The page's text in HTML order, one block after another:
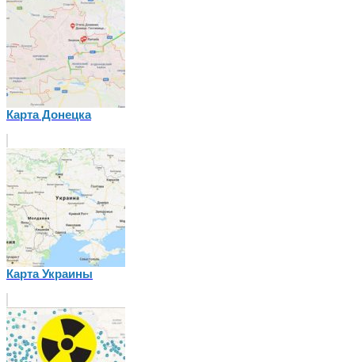
Карта Донецка
Карта Украины